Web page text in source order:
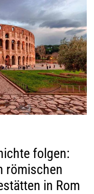
folgen:
römischen
in Rom